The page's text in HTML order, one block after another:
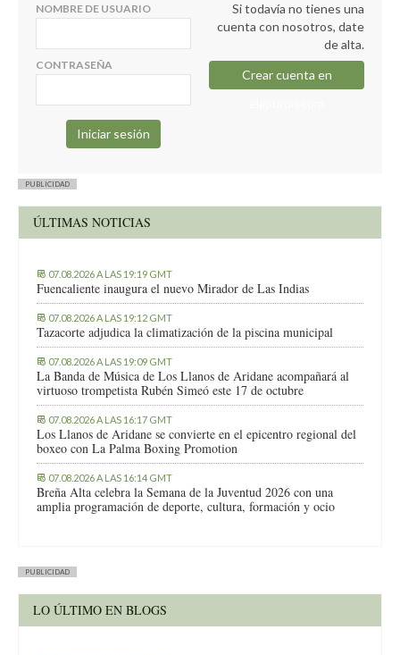
NOMBRE DE USUARIO
CONTRASEÑA
Si todavía no tienes una
cuenta con nosotros, date
de alta.
Crear cuenta en
PUBLICIDAD
ÚLTIMAS NOTICIAS
07.08.2026 A LAS 19:19 GMT
Fuencaliente inaugura el nuevo Mirador de Las Indias
07.08.2026 A LAS 19:12 GMT
Tazacorte adjudica la climatización de la piscina municipal
07.08.2026 A LAS 19:09 GMT
La Banda de Música de Los Llanos de Aridane acompañará al
virtuoso trompetista Rubén Simeó este 17 de octubre
07.08.2026 A LAS 16:17 GMT
Los Llanos de Aridane se convierte en el epicentro regional del
boxeo con La Palma Boxing Promotion
07.08.2026 A LAS 16:14 GMT
Breña Alta celebra la Semana de la Juventud 2026 con una
amplia programación de deporte, cultura, formación y ocio
PUBLICIDAD
LO ÚLTIMO EN BLOGS